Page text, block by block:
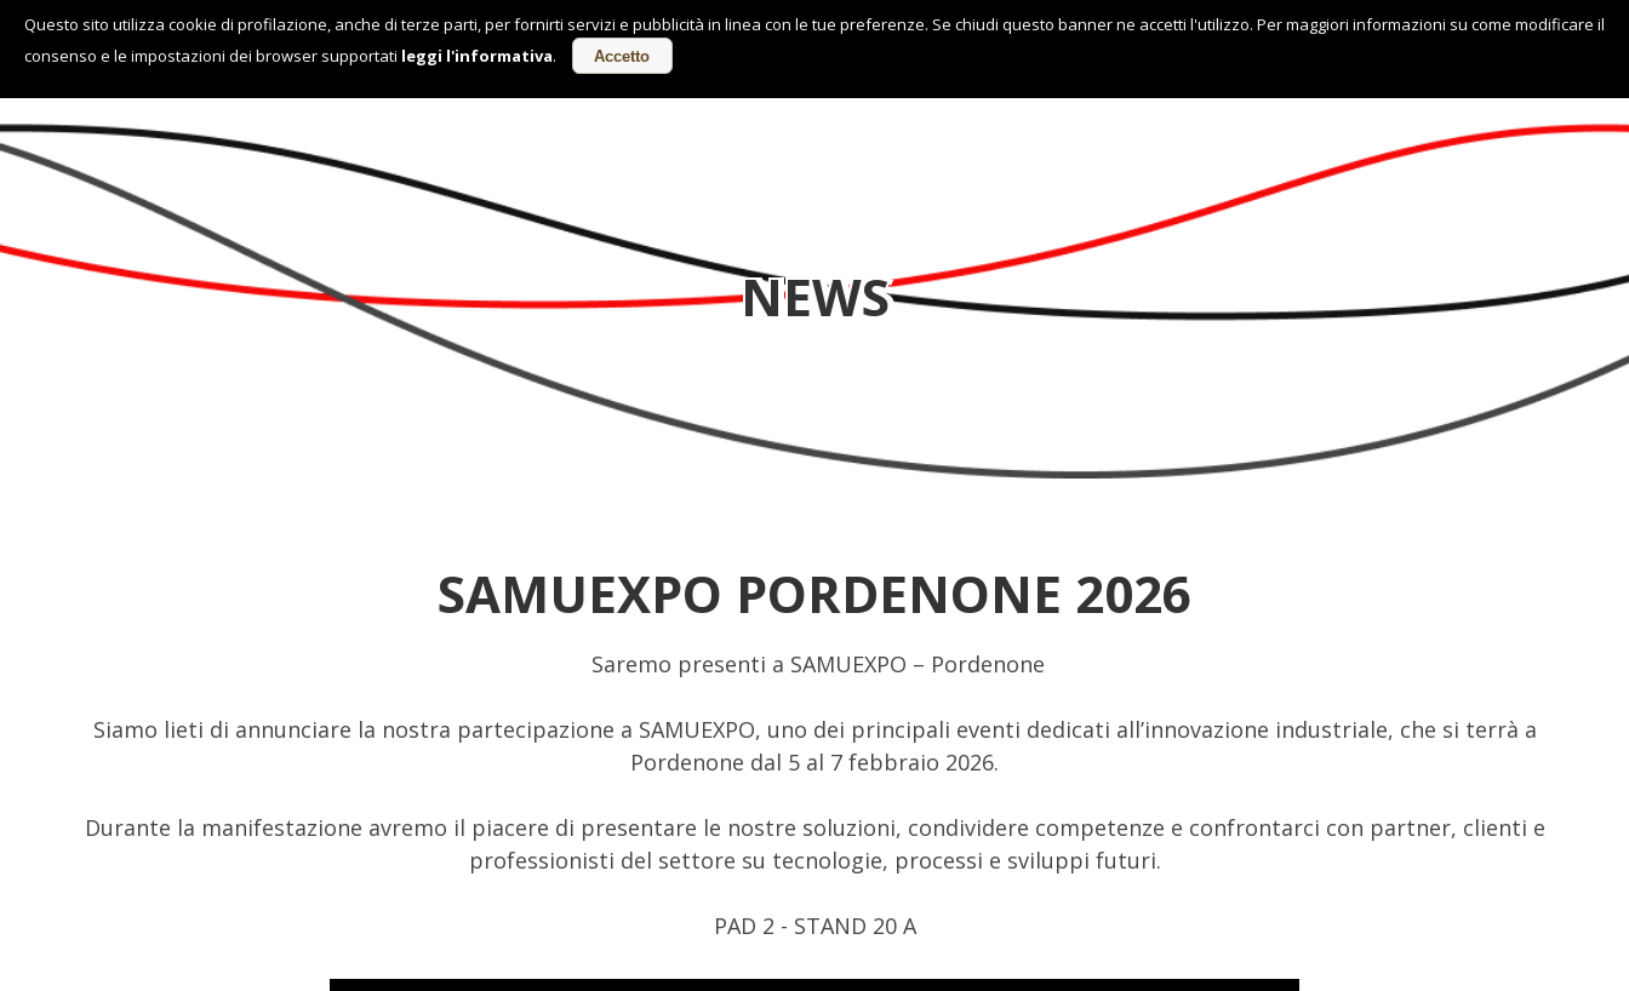
NEWS
SAMUEXPO PORDENONE 2026
Saremo presenti a SAMUEXPO – Pordenone
Siamo lieti di annunciare la nostra partecipazione a SAMUEXPO, uno dei principali eventi dedicati all’innovazione industriale, che si terrà a
Pordenone dal 5 al 7 febbraio 2026.
Durante la manifestazione avremo il piacere di presentare le nostre soluzioni, condividere competenze e confrontarci con partner, clienti e
professionisti del settore su tecnologie, processi e sviluppi futuri.
PAD 2 - STAND 20 A
Questo sito utilizza cookie di profilazione, anche di terze parti, per fornirti servizi e pubblicità in linea con le tue preferenze. Se chiudi questo banner ne accetti l'utilizzo. Per maggiori informazioni su come modificare il
consenso e le impostazioni dei browser supportati leggi l'informativa. Accetto